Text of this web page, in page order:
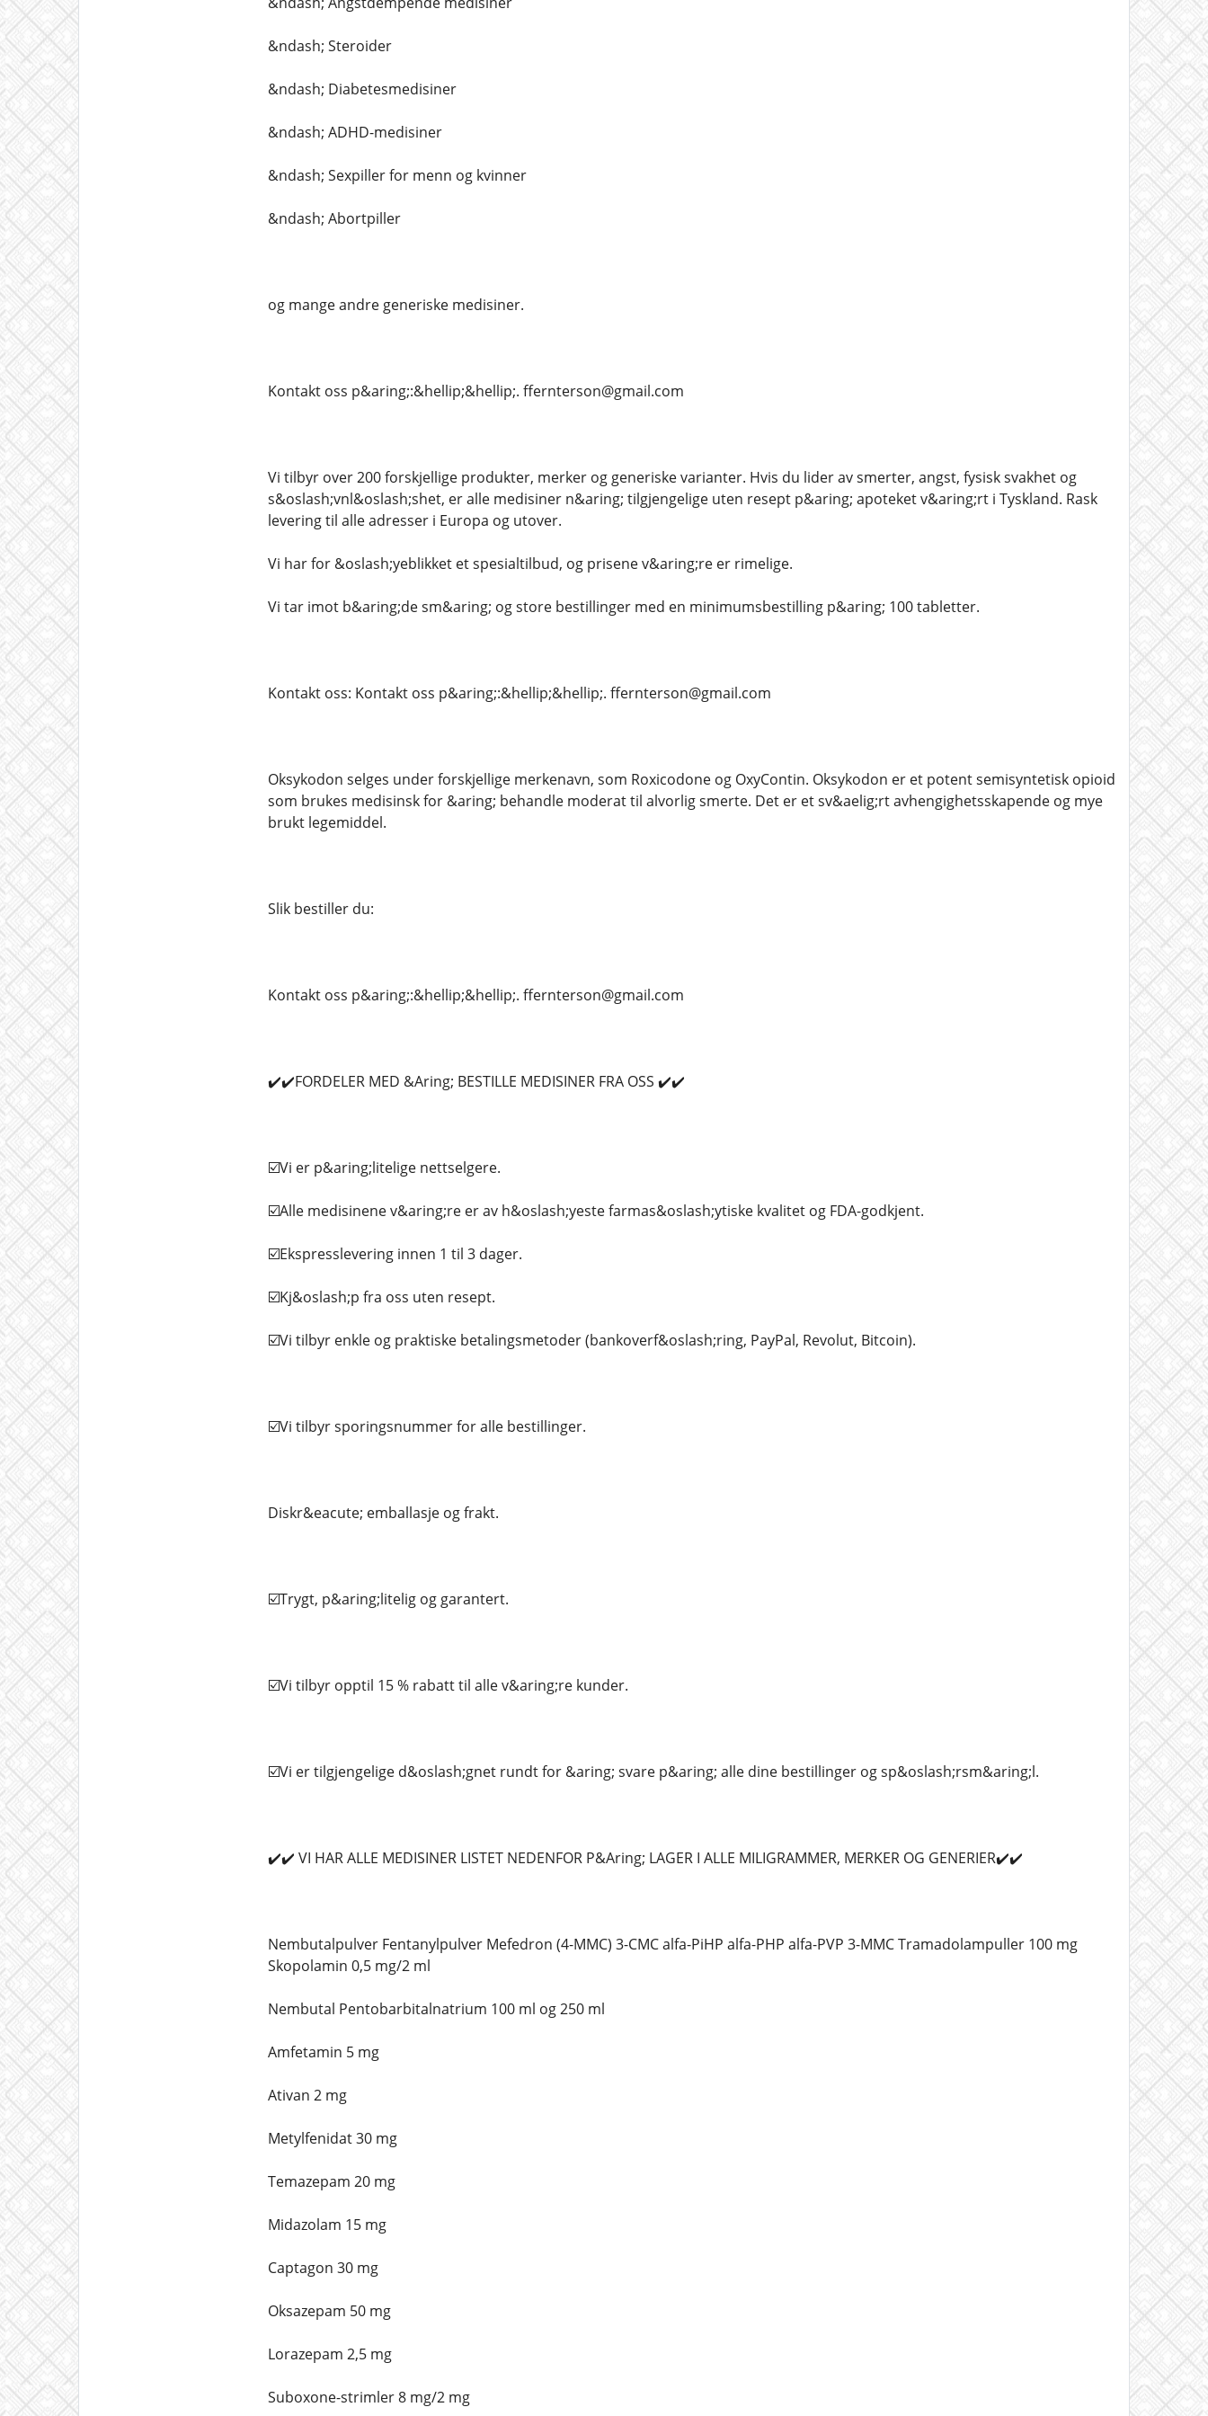
&ndash; Steroider
&ndash; Diabetesmedisiner
&ndash; ADHD-medisiner
&ndash; Sexpiller for menn og kvinner
&ndash; Abortpiller
og mange andre generiske medisiner.
Kontakt oss p&aring;:&hellip;&hellip;. ffernterson@gmail.com
Vi tilbyr over 200 forskjellige produkter, merker og generiske varianter. Hvis du lider av smerter, angst, fysisk svakhet og
s&oslash;vnl&oslash;shet, er alle medisiner n&aring; tilgjengelige uten resept p&aring; apoteket v&aring;rt i Tyskland. Rask
levering til alle adresser i Europa og utover.
Vi har for &oslash;yeblikket et spesialtilbud, og prisene v&aring;re er rimelige.
Vi tar imot b&aring;de sm&aring; og store bestillinger med en minimumsbestilling p&aring; 100 tabletter.
Kontakt oss: Kontakt oss p&aring;:&hellip;&hellip;. ffernterson@gmail.com
Oksykodon selges under forskjellige merkenavn, som Roxicodone og OxyContin. Oksykodon er et potent semisyntetisk opioid
som brukes medisinsk for &aring; behandle moderat til alvorlig smerte. Det er et sv&aelig;rt avhengighetsskapende og mye
brukt legemiddel.
Slik bestiller du:
Kontakt oss p&aring;:&hellip;&hellip;. ffernterson@gmail.com
✔️✔️FORDELER MED &Aring; BESTILLE MEDISINER FRA OSS ✔️✔️
☑️Vi er p&aring;litelige nettselgere.
☑️Alle medisinene v&aring;re er av h&oslash;yeste farmas&oslash;ytiske kvalitet og FDA-godkjent.
☑️Ekspresslevering innen 1 til 3 dager.
☑️Kj&oslash;p fra oss uten resept.
☑️Vi tilbyr enkle og praktiske betalingsmetoder (bankoverf&oslash;ring, PayPal, Revolut, Bitcoin).
☑️Vi tilbyr sporingsnummer for alle bestillinger.
Diskr&eacute; emballasje og frakt.
☑️Trygt, p&aring;litelig og garantert.
☑️Vi tilbyr opptil 15 % rabatt til alle v&aring;re kunder.
☑️Vi er tilgjengelige d&oslash;gnet rundt for &aring; svare p&aring; alle dine bestillinger og sp&oslash;rsm&aring;l.
✔️✔️ VI HAR ALLE MEDISINER LISTET NEDENFOR P&Aring; LAGER I ALLE MILIGRAMMER, MERKER OG GENERIER✔️✔️
Nembutalpulver Fentanylpulver Mefedron (4-MMC) 3-CMC alfa-PiHP alfa-PHP alfa-PVP 3-MMC Tramadolampuller 100 mg
Skopolamin 0,5 mg/2 ml
Nembutal Pentobarbitalnatrium 100 ml og 250 ml
Amfetamin 5 mg
Ativan 2 mg
Metylfenidat 30 mg
Temazepam 20 mg
Midazolam 15 mg
Captagon 30 mg
Oksazepam 50 mg
Lorazepam 2,5 mg
Suboxone-strimler 8 mg/2 mg